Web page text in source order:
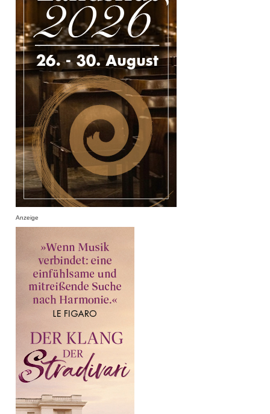
Anzeige